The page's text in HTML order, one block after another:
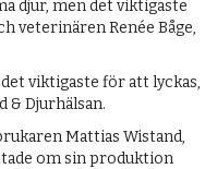
djur, men det viktigaste
veterinären Renée Båge,
viktigaste för att lyckas,
& Djurhälsan.
Mattias Wistand,
om sin produktion